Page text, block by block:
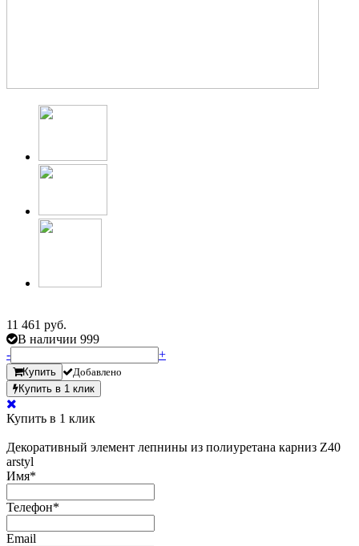
11 461 руб.
В наличии 999
-
+
Купить
Добавлено
Купить в 1 клик
Купить в 1 клик
Декоративный элемент лепнины из полиуретана карниз Z40
arstyl
Имя*
Телефон*
Email